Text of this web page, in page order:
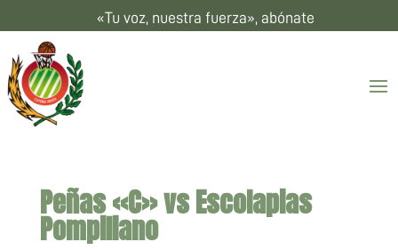
«Tu voz, nuestra fuerza», abónate
Peñas «C» vs Escolapias
Pompiliano